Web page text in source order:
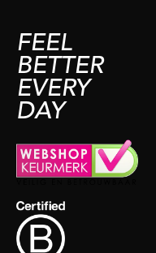
FEEL
BETTER
EVERY
DAY